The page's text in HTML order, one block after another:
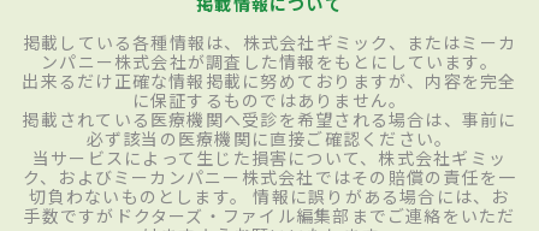
掲載している各種情報は、株式会社ギミック、またはミーカ
ンパニー株式会社が調査した情報をもとにしています。
出来るだけ正確な情報掲載に努めておりますが、内容を完全
に保証するものではありません。
掲載されている医療機関へ受診を希望される場合は、事前に
必ず該当の医療機関に直接ご確認ください。
当サービスによって生じた損害について、株式会社ギミッ
ク、およびミーカンパニー株式会社ではその賠償の責任を一
切負わないものとします。 情報に誤りがある場合には、お
手数ですがドクターズ・ファイル編集部までご連絡をいただ